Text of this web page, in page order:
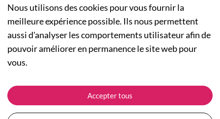
A PROPOS
Qui sommes-nous ?
Actualités
Nos engagements
Plan du site
NOS RUBRIQUES
Collection Femme
Collection Enfants
ASSISTANCE
Suivre ma commande
Expédition et livraison
Nous utilisons des cookies pour vous fournir la
meilleure expérience possible. Ils nous permettent
aussi d'analyser les comportements utilisateur afin de
pouvoir améliorer en permanence le site web pour
vous.
Accepter tous